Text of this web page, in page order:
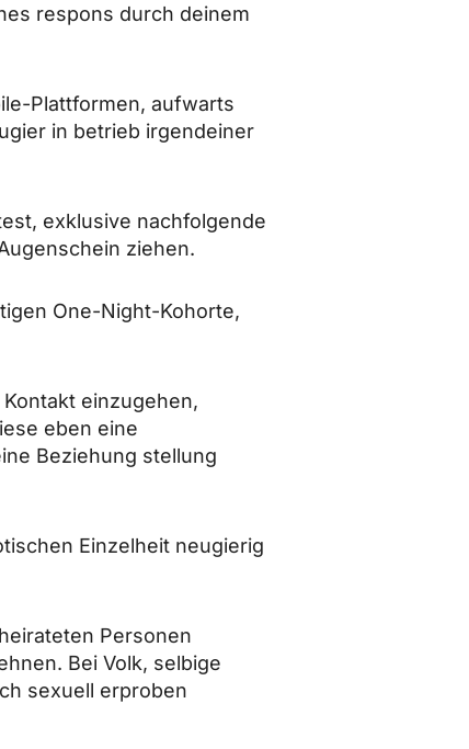
respons durch deinem
Plattformen, aufwarts
in betrieb irgendeiner
exklusive nachfolgende
ziehen.
One-Night-Kohorte,
einzugehen,
eben eine
Beziehung stellung
Einzelheit neugierig
Personen
Bei Volk, selbige
sexuell erproben